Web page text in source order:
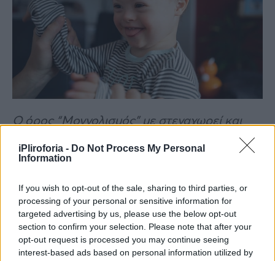
iPliroforia - Do Not Process My Personal
Information
If you wish to opt-out of the sale, sharing to third parties, or
processing of your personal or sensitive information for
targeted advertising by us, please use the below opt-out
section to confirm your selection. Please note that after your
opt-out request is processed you may continue seeing
interest-based ads based on personal information utilized by
Ο όρος “Μογγολισμός” με στεναχωρεί και
απαράδεκτος. Αλλά παρ’ όλα αυτά αγαπώ
και νιώθω, ελάτε να συζητήσουμε αλλά όσο
δυνατόν πιο απλά, και δεν θέλω να είσαι
λυπημένος για μένα. Είμαι γλυκός σαν εσένα
αν με αγαπάς λίγο θα σ ΄αγαπώ πολύ. “Δίδαξε